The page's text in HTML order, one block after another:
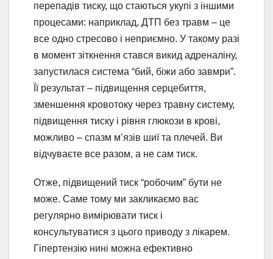
перепадів тиску, що стаються укупі з іншими
процесами: наприклад, ДТП без травм – це
все одно стресово і неприємно. У такому разі
в момент зіткнення стався викид адреналіну,
запустилася система “бий, біжи або завмри”.
Її результат – підвищення серцебиття,
зменшення кровотоку через травну систему,
підвищення тиску і рівня глюкози в крові,
можливо – спазм м’язів шиї та плечей. Ви
відчуваєте все разом, а не сам тиск.
Отже, підвищений тиск “робочим” бути не
може. Саме тому ми закликаємо вас
регулярно вимірювати тиск і
консультуватися з цього приводу з лікарем.
Гіпертензію нині можна ефективно